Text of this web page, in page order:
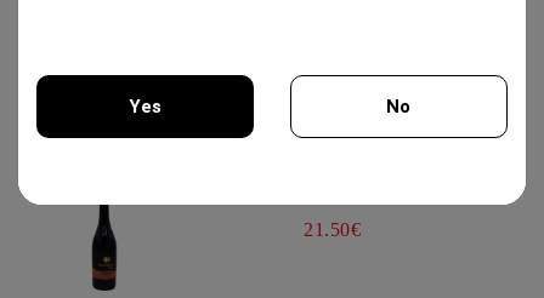
DOMAINE FAIVELEY
21.50€
Yes No